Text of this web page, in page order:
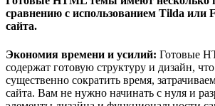
сравнению с использованием Tilda или
сайта.
Экономия времени и усилий: Готовые
содержат готовую структуру и дизайн,
существенно сократить время,
сайта. Вам не нужно начинать с нуля и